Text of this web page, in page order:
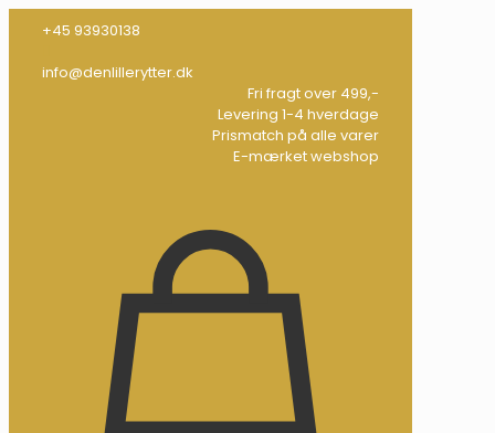
+45 93930138
info@denlillerytter.dk
Fri fragt over 499,-
Levering 1-4 hverdage
Prismatch på alle varer
E-mærket webshop